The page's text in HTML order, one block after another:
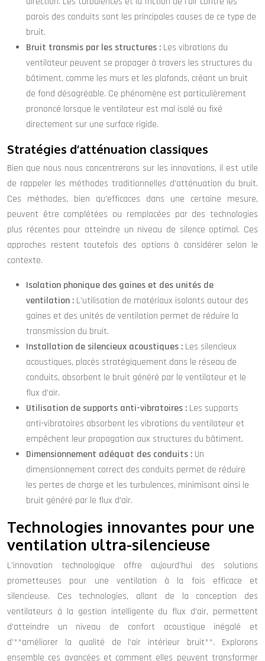
parois des conduits sont les principales causes de ce type de
bruit.
Bruit transmis par les structures : Les vibrations du
ventilateur peuvent se propager à travers les structures du
bâtiment, comme les murs et les plafonds, créant un bruit
de fond désagréable. Ce phénomène est particulièrement
prononcé lorsque le ventilateur est mal isolé ou fixé
directement sur une surface rigide.
Stratégies d’atténuation classiques
Bien que nous nous concentrerons sur les innovations, il est utile
de rappeler les méthodes traditionnelles d’atténuation du bruit.
Ces méthodes, bien qu’efficaces dans une certaine mesure,
peuvent être complétées ou remplacées par des technologies
plus récentes pour atteindre un niveau de silence optimal. Ces
approches restent toutefois des options à considérer selon le
contexte.
Isolation phonique des gaines et des unités de
ventilation : L’utilisation de matériaux isolants autour des
gaines et des unités de ventilation permet de réduire la
transmission du bruit.
Installation de silencieux acoustiques : Les silencieux
acoustiques, placés stratégiquement dans le réseau de
conduits, absorbent le bruit généré par le ventilateur et le
flux d’air.
Utilisation de supports anti-vibratoires : Les supports
anti-vibratoires absorbent les vibrations du ventilateur et
empêchent leur propagation aux structures du bâtiment.
Dimensionnement adéquat des conduits : Un
dimensionnement correct des conduits permet de réduire
les pertes de charge et les turbulences, minimisant ainsi le
bruit généré par le flux d’air.
Technologies innovantes pour une
ventilation ultra-silencieuse
L’innovation technologique offre aujourd’hui des solutions
prometteuses pour une ventilation à la fois efficace et
silencieuse. Ces technologies, allant de la conception des
ventilateurs à la gestion intelligente du flux d’air, permettent
d’atteindre un niveau de confort acoustique inégalé et
d’**améliorer la qualité de l’air intérieur bruit**. Explorons
ensemble ces avancées et comment elles peuvent transformer